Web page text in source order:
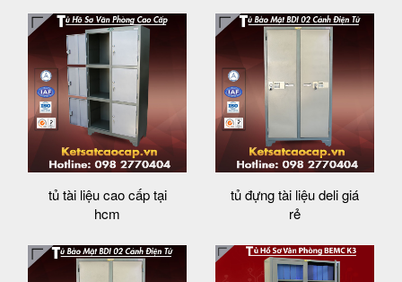
tủ tài liệu cao cấp tại
hcm
tủ đựng tài liệu deli giá
rẻ